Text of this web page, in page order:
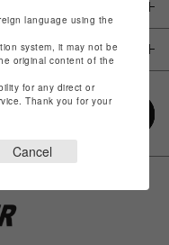
language using the
system, it may not be
original content of the
for any direct or
Thank you for your
Cancel